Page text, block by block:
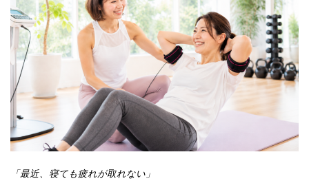
「最近、寝ても疲れが取れない」